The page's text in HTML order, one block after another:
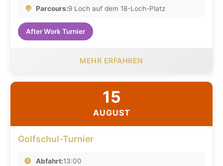
Parcours:9 Loch auf dem 18-Loch-Platz
After Work Turnier
MEHR ERFAHREN
15
AUGUST
Golfschul-Turnier
Abfahrt:13:00